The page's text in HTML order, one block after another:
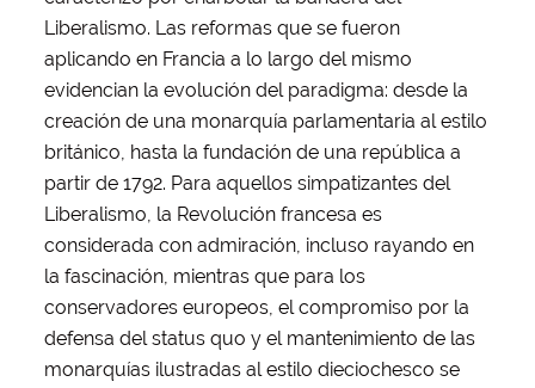
Liberalismo. Las reformas que se fueron
aplicando en Francia a lo largo del mismo
evidencian la evolución del paradigma: desde la
creación de una monarquía parlamentaria al estilo
británico, hasta la fundación de una república a
partir de 1792. Para aquellos simpatizantes del
Liberalismo, la Revolución francesa es
considerada con admiración, incluso rayando en
la fascinación, mientras que para los
conservadores europeos, el compromiso por la
defensa del status quo y el mantenimiento de las
monarquías ilustradas al estilo dieciochesco se